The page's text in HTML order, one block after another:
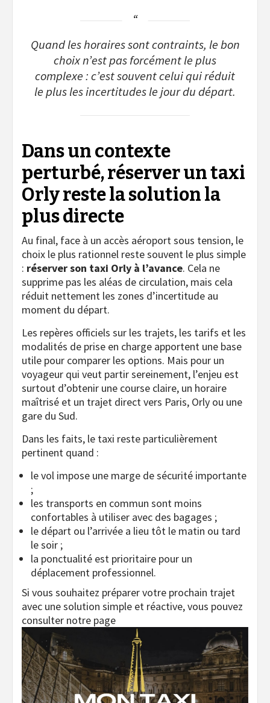
Quand les horaires sont contraints, le bon
choix n’est pas forcément le plus
complexe : c’est souvent celui qui réduit
le plus les incertitudes le jour du départ.
Dans un contexte
perturbé, réserver un taxi
Orly reste la solution la
plus directe
Au final, face à un accès aéroport sous tension, le
choix le plus rationnel reste souvent le plus simple
: réserver son taxi Orly à l’avance. Cela ne
supprime pas les aléas de circulation, mais cela
réduit nettement les zones d’incertitude au
moment du départ.
Les repères officiels sur les trajets, les tarifs et les
modalités de prise en charge apportent une base
utile pour comparer les options. Mais pour un
voyageur qui veut partir sereinement, l’enjeu est
surtout d’obtenir une course claire, un horaire
maîtrisé et un trajet direct vers Paris, Orly ou une
gare du Sud.
Dans les faits, le taxi reste particulièrement
pertinent quand :
le vol impose une marge de sécurité importante
;
les transports en commun sont moins
confortables à utiliser avec des bagages ;
le départ ou l’arrivée a lieu tôt le matin ou tard
le soir ;
la ponctualité est prioritaire pour un
déplacement professionnel.
Si vous souhaitez préparer votre prochain trajet
avec une solution simple et réactive, vous pouvez
consulter notre page